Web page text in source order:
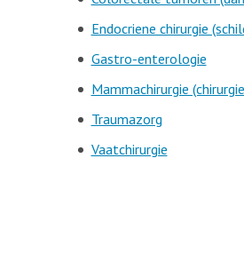
Endocriene chirurgie
Gastro-enterologie
Mammachirurgie
Traumazorg
Vaatchirurgie